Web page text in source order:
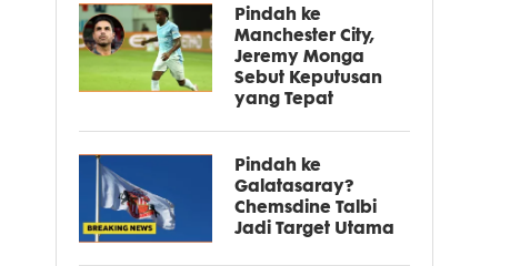
Pindah ke
Manchester City,
Jeremy Monga
Sebut Keputusan
yang Tepat
Pindah ke
Galatasaray?
Chemsdine Talbi
Jadi Target Utama